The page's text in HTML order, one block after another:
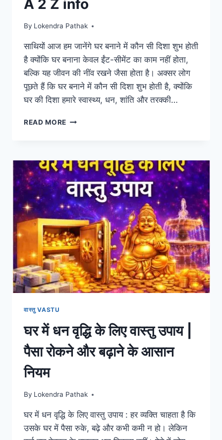
A 2 Z info
By Lokendra Pathak
साथियों आज हम जानेंगे घर बनाने में कौन सी दिशा शुभ होती
है क्योंकि घर बनाना केवल ईंट-सीमेंट का काम नहीं होता,
बल्कि यह जीवन की नींव रखने जैसा होता है। अक्सर लोग
पूछते हैं कि घर बनाने में कौन सी दिशा शुभ होती है, क्योंकि
घर की दिशा हमारे स्वास्थ्य, धन, शांति और तरक्की…
READ MORE
सी
दिशा
शुभ
होती
है
|
सही
दिशा
से
जीवन
में
सुख
समृद्धि
INFO
वास्तु VASTU
घर में धन वृद्धि के लिए वास्तु उपाय |
पैसा रोकने और बढ़ाने के आसान
नियम
By Lokendra Pathak
घर में धन वृद्धि के लिए वास्तु उपाय : हर व्यक्ति चाहता है कि
उसके घर में पैसा रुके, बढ़े और कभी कमी न हो। लेकिन